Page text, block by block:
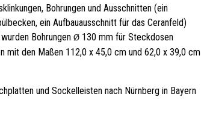
Bohrungen und Ausschnitten (ein
ein Aufbauausschnitt für das Ceranfeld)
Bohrungen Ø 130 mm für Steckdosen
mit den Maßen 112,0 x 45,0 cm und 62,0 x 39,0 cm
und Sockelleisten nach Nürnberg in Bayern